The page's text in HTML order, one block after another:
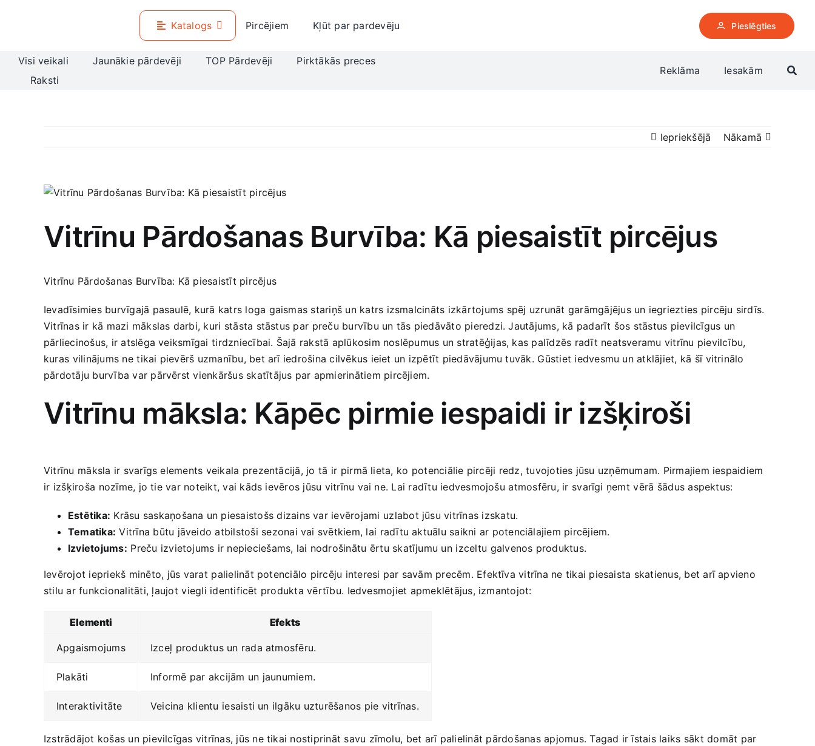
Katalogs Pircējiem Kļūt par pardevēju Pieslēgties
Visi veikali Jaunākie pārdevēji TOP Pārdevēji
Pirktākās preces
Raksti
Reklāma Iesakām
Iepriekšējā Nākamā
View
Image
Vitrīnu Pārdošanas Burvība: Kā piesaistīt pircējus
Vitrīnu Pārdošanas​ Burvība: Kā piesaistīt pircējus
Ievadīsimies burvīgajā pasaulē, kurā katrs loga gaismas stariņš​ un katrs izsmalcināts izkārtojums ⁤spēj uzrunāt garāmgājējus‍ un ‍iegriezties⁣ pircēju sirdīs.‍
Vitrīnas ir kā mazi mākslas darbi, kuri⁤ stāsta stāstus par ⁣preču burvību ​un tās piedāvāto pieredzi. Jautājums, kā padarīt šos stāstus pievilcīgus ⁣un
pārliecinošus, ir atslēga veiksmīgai⁤ tirdzniecībai. Šajā rakstā aplūkosim noslēpumus‍ un stratēģijas, kas palīdzēs radīt neatsveramu vitrīnu pievilcību,
kuras⁢ vilinājums ne ⁤tikai pievērš uzmanību, bet arī iedrošina cilvēkus ieiet un izpētīt piedāvājumu tuvāk.⁤ Gūstiet iedvesmu un atklājiet, kā⁤ šī vitrinālo‍
pārdotāju burvība var pārvērst vienkāršus skatītājus par apmierinātiem pircējiem.
Vitrīnu māksla: Kāpēc pirmie iespaidi ir izšķiroši
Vitrīnu⁣ māksla‌ ir svarīgs elements veikala⁢ prezentācijā, ‍jo⁢ tā ir⁤ pirmā lieta, ⁤ko potenciālie pircēji redz, tuvojoties jūsu uzņēmumam. Pirmajiem iespaidiem
⁤ir izšķiroša⁢ nozīme, jo tie var noteikt, vai‍ kāds ​ievēros jūsu vitrīnu‌ vai ‌ne. Lai ​radītu iedvesmojošu⁢ atmosfēru, ir⁤ svarīgi ņemt ⁣vērā⁣ šādus aspektus:
Estētika: Krāsu saskaņošana un​ piesaistošs dizains var ievērojami ⁢uzlabot jūsu‌ vitrīnas izskatu.
Tematika: Vitrīna būtu jāveido atbilstoši sezonai vai svētkiem, lai ⁢radītu aktuālu saikni ‍ar potenciālajiem pircējiem.
Izvietojums: ⁤Preču izvietojums ir nepieciešams,‌ lai nodrošinātu⁤ ērtu skatījumu un ⁤izceltu⁣ galvenos produktus.
Ievērojot ‍iepriekš minēto, ⁣jūs varat ⁤palielināt potenciālo pircēju‍ interesi par savām precēm.‍ Efektīva vitrīna ‍ne tikai piesaista skatienus, bet ‍arī apvieno​
stilu ar funkcionalitāti,⁢ ļaujot ⁤viegli‍ identificēt produkta‍ vērtību. ⁢Iedvesmojiet ​apmeklētājus, izmantojot:
Elementi Efekts
Apgaismojums Izceļ⁢ produktus​ un rada atmosfēru.
Plakāti Informē ‍par akcijām⁢ un jaunumiem.
Interaktivitāte Veicina ‍klientu ⁤iesaisti un​ ilgāku uzturēšanos pie ⁣vitrīnas.
Izstrādājot košas ‍un pievilcīgas vitrīnas, ‌jūs ne tikai nostiprināt savu zīmolu,⁣ bet‍ arī palielināt ⁢pārdošanas apjomus.​ Tagad ir ‌īstais laiks⁤ sākt ⁣domāt par